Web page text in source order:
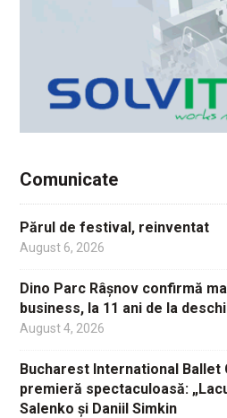
Comunicate
Părul de festival, reinventat
August 6, 2026
Dino Parc Râșnov confirmă
business, la 11 ani de la
August 4, 2026
Bucharest International Ballet
premieră spectaculoasă:
Salenko și Daniil Simkin